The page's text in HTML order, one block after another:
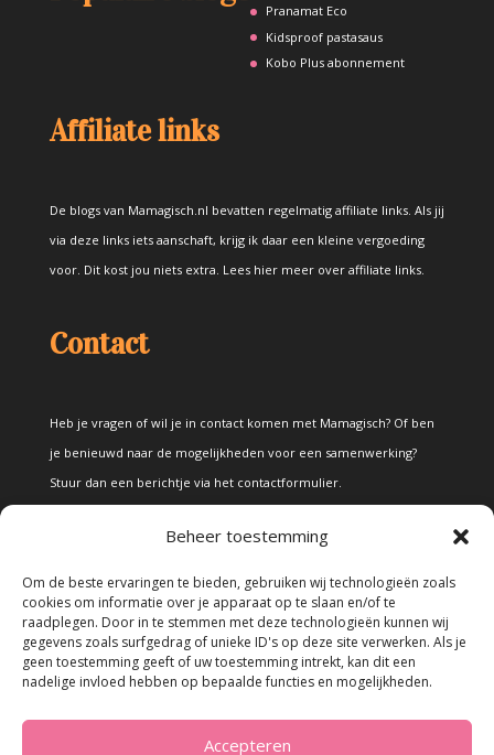
Beheer toestemming
Om de beste ervaringen te bieden, gebruiken wij technologieën zoals
cookies om informatie over je apparaat op te slaan en/of te
raadplegen. Door in te stemmen met deze technologieën kunnen wij
gegevens zoals surfgedrag of unieke ID's op deze site verwerken. Als je
geen toestemming geeft of uw toestemming intrekt, kan dit een
nadelige invloed hebben op bepaalde functies en mogelijkheden.
Accepteren
Pranamat Eco
Kidsproof pastasaus
Kobo Plus abonnement
Affiliate links
De blogs van Mamagisch.nl bevatten regelmatig affiliate links. Als jij
via deze links iets aanschaft, krijg ik daar een kleine vergoeding
voor. Dit kost jou niets extra. Lees hier meer over affiliate links.
Contact
Heb je vragen of wil je in contact komen met Mamagisch? Of ben
je benieuwd naar de mogelijkheden voor een samenwerking?
Stuur dan een berichtje via het contactformulier.
Alle teksten en foto's op deze site zijn eigendom van Mamagisch.
Teksten en foto's van Mamagisch mogen onder geen beding
zonder toestemming worden overgenomen. Wanneer er gebruik
wordt gemaakt van teksten en foto's van derden, zal dit